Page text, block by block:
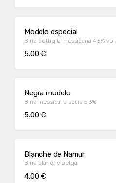
Modelo especial
Birra bottiglia messicana 4,5% vol.
5.00 €
Negra modelo
Birra messicana scura 5,3%
5.00 €
Blanche de Namur
Birra blanche belga
4.00 €